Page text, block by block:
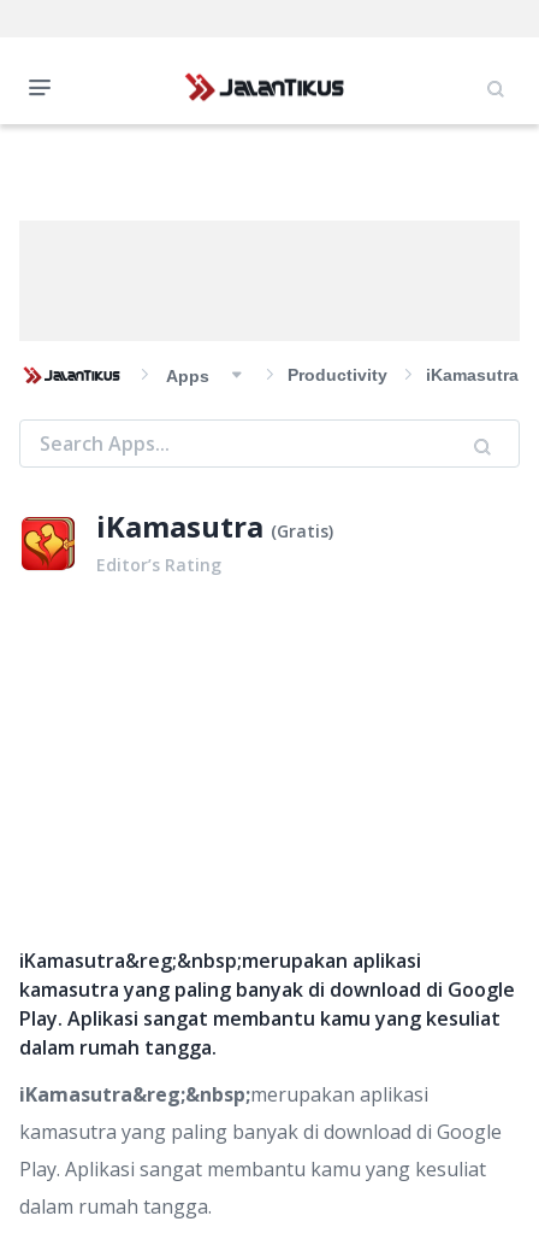
Apps Productivity iKamasutra
iKamasutra (Gratis)
Editor’s Rating
iKamasutra&reg;&nbsp;merupakan aplikasi
kamasutra yang paling banyak di download di Google
Play. Aplikasi sangat membantu kamu yang kesuliat
dalam rumah tangga.
iKamasutra&reg;&nbsp;merupakan aplikasi
kamasutra yang paling banyak di download di Google
Play. Aplikasi sangat membantu kamu yang kesuliat
dalam rumah tangga.